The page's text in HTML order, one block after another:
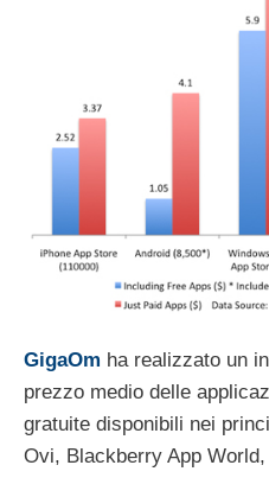
GigaOm ha realizzato un
prezzo medio delle
gratuite disponibili nei
Ovi, Blackberry App